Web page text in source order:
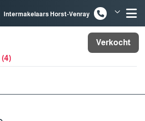
Intermakelaars Horst-Venray
Intermakelaars Venlo
Verkocht